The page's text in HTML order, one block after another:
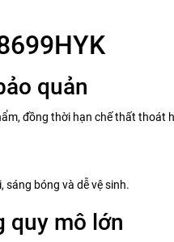
quản
đồng thời hạn chế thất thoát
sáng bóng và dễ vệ sinh.
quy mô lớn